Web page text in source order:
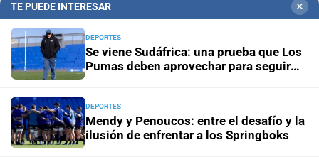
TE PUEDE INTERESAR ✕
DEPORTES
Se viene Sudáfrica: una prueba que Los
Pumas deben aprovechar para seguir
DEPORTES
Mendy y Penoucos: entre el desafío y la
ilusión de enfrentar a los Springboks